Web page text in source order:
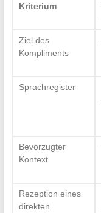
Kriterium
Ziel des
Kompliments
Sprachregister
Bevorzugter
Kontext
Rezeption eines
direkten